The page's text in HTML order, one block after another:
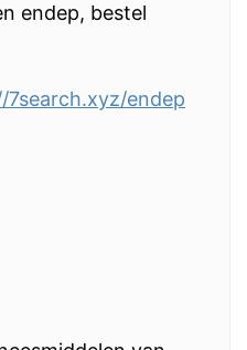
endep, bestel
7search.xyz/endep